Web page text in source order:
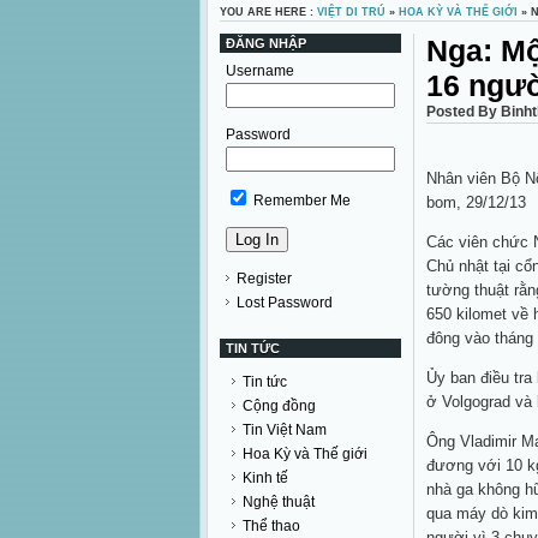
YOU ARE HERE : VIỆT DI TRÚ » HOA KỲ VÀ THẾ GIỚI »
ĐĂNG NHẬP
Username
Password
Remember Me
Register
Lost Password
TIN TỨC
Tin tức
Cộng đồng
Tin Việt Nam
Hoa Kỳ và Thế giới
Kinh tế
Nghệ thuật
Thể thao
Nga:
16
Posted By
Nhân viên Bộ
bom, 29/12/13
Các viên chức
Chủ nhật tại
tường thuật
650 kilomet về
đông vào
Ủy ban điều
ở Volgograd
Ông Vladimir
đương với 10
nhà ga không
qua máy dò